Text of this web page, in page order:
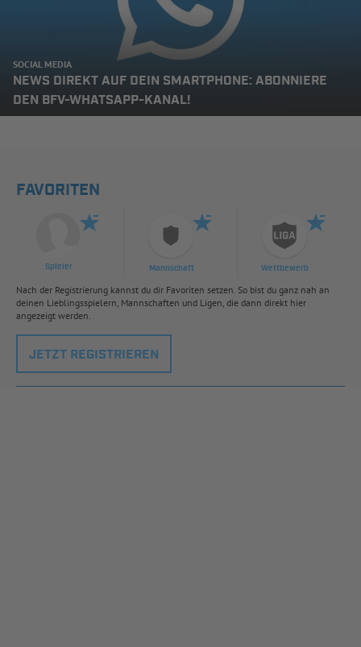
SOCIAL MEDIA
NEWS DIREKT AUF DEIN SMARTPHONE: ABONNIERE
DEN BFV-WHATSAPP-KANAL!
FAVORITEN
Spieler Mannschaft Wettbewerb
Nach der Registrierung kannst du dir Favoriten setzen. So bist du ganz nah an
deinen Lieblingsspielern, Mannschaften und Ligen, die dann direkt hier
angezeigt werden.
JETZT REGISTRIEREN